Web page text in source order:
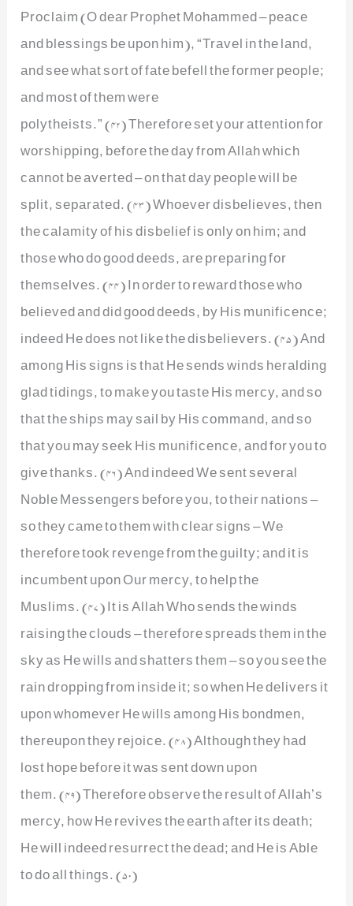
Proclaim (O dear Prophet Mohammed – peace
and blessings be upon him), “Travel in the land,
and see what sort of fate befell the former people;
and most of them were
polytheists.” (42) Therefore set your attention for
worshipping, before the day from Allah which
cannot be averted – on that day people will be
split, separated. (43) Whoever disbelieves, then
the calamity of his disbelief is only on him; and
those who do good deeds, are preparing for
themselves. (44) In order to reward those who
believed and did good deeds, by His munificence;
indeed He does not like the disbelievers. (45) And
among His signs is that He sends winds heralding
glad tidings, to make you taste His mercy, and so
that the ships may sail by His command, and so
that you may seek His munificence, and for you to
give thanks. (46) And indeed We sent several
Noble Messengers before you, to their nations –
so they came to them with clear signs – We
therefore took revenge from the guilty; and it is
incumbent upon Our mercy, to help the
Muslims. (47) It is Allah Who sends the winds
raising the clouds – therefore spreads them in the
sky as He wills and shatters them – so you see the
rain dropping from inside it; so when He delivers it
upon whomever He wills among His bondmen,
thereupon they rejoice. (48) Although they had
lost hope before it was sent down upon
them. (49) Therefore observe the result of Allah’s
mercy, how He revives the earth after its death;
He will indeed resurrect the dead; and He is Able
to do all things. (50)